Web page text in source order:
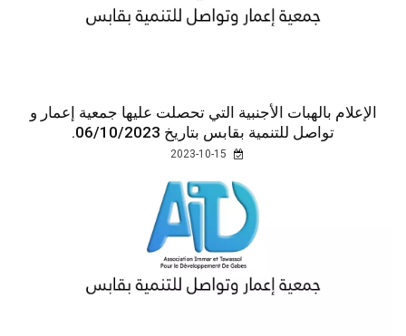
الإعلام بالهبات الأجنبية التي تحصلت عليها جمعية إعمار و
تواصل للتنمية بقابس بتاريخ 06/10/2023.